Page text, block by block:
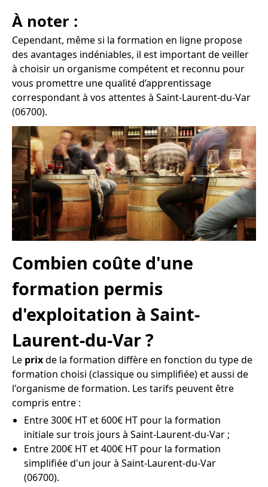
À noter :
Cependant, même si la formation en ligne propose
des avantages indéniables, il est important de veiller
à choisir un organisme compétent et reconnu pour
vous promettre une qualité d’apprentissage
correspondant à vos attentes à Saint-Laurent-du-Var
(06700).
Combien coûte d'une
formation permis
d'exploitation à Saint-
Laurent-du-Var ?
Le prixde la formation diffère en fonction du type de
formation choisi (classique ou simplifiée) et aussi de
l'organisme de formation. Les tarifs peuvent être
compris entre :
Entre 300€ HT et 600€ HT pour la formation
initiale sur trois jours à Saint-Laurent-du-Var ;
Entre 200€ HT et 400€ HT pour la formation
simplifiée d'un jour à Saint-Laurent-du-Var
(06700).